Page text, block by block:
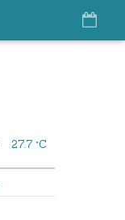
27.7 °C